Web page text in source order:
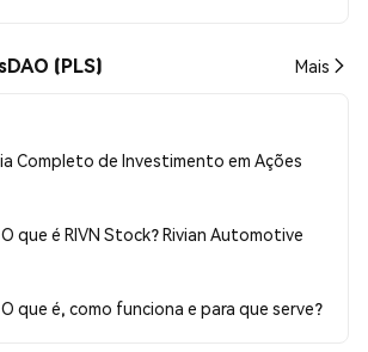
(PLS) Mais
Completo de Investimento em Ações
que é RIVN Stock? Rivian Automotive
que é, como funciona e para que serve?